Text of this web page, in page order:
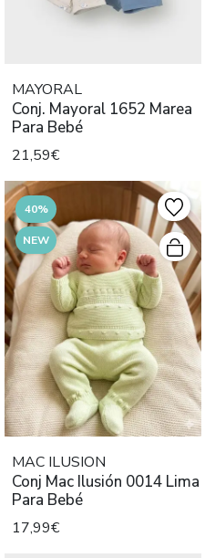
MAYORAL
Conj. Mayoral 1652 Marea
Para Bebé
21,59€
40%
NEW
MAC ILUSION
Conj Mac Ilusión 0014 Lima
Para Bebé
17,99€